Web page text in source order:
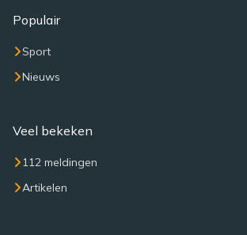
Populair
Sport
Nieuws
Veel bekeken
112 meldingen
Artikelen